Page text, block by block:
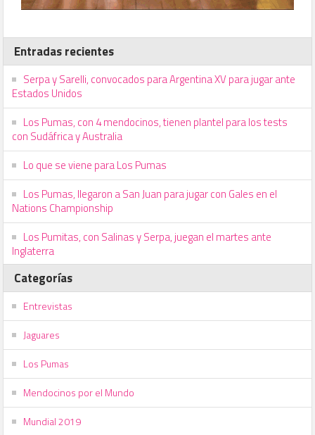
Entradas recientes
Serpa y Sarelli, convocados para Argentina XV para jugar ante
Estados Unidos
Los Pumas, con 4 mendocinos, tienen plantel para los tests
con Sudáfrica y Australia
Lo que se viene para Los Pumas
Los Pumas, llegaron a San Juan para jugar con Gales en el
Nations Championship
Los Pumitas, con Salinas y Serpa, juegan el martes ante
Inglaterra
Categorías
Entrevistas
Jaguares
Los Pumas
Mendocinos por el Mundo
Mundial 2019